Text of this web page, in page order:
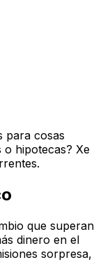
para cosas
hipotecas? Xe
que superan
dinero en el
sorpresa,